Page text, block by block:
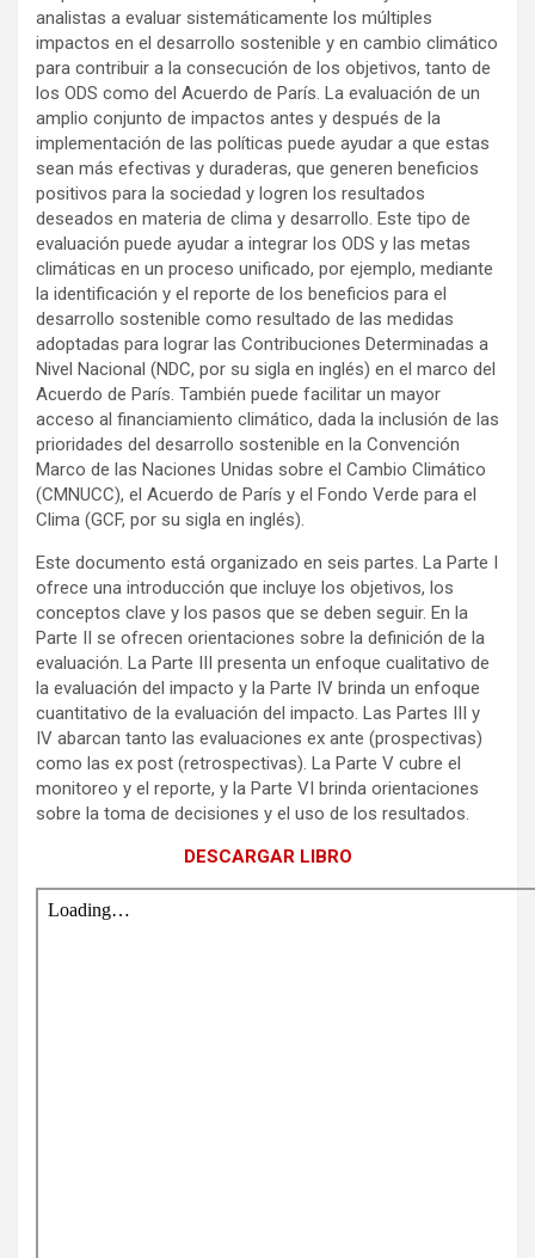
analistas a evaluar sistemáticamente los múltiples
impactos en el desarrollo sostenible y en cambio climático
para contribuir a la consecución de los objetivos, tanto de
los ODS como del Acuerdo de París. La evaluación de un
amplio conjunto de impactos antes y después de la
implementación de las políticas puede ayudar a que estas
sean más efectivas y duraderas, que generen beneficios
positivos para la sociedad y logren los resultados
deseados en materia de clima y desarrollo. Este tipo de
evaluación puede ayudar a integrar los ODS y las metas
climáticas en un proceso unificado, por ejemplo, mediante
la identificación y el reporte de los beneficios para el
desarrollo sostenible como resultado de las medidas
adoptadas para lograr las Contribuciones Determinadas a
Nivel Nacional (NDC, por su sigla en inglés) en el marco del
Acuerdo de París. También puede facilitar un mayor
acceso al financiamiento climático, dada la inclusión de las
prioridades del desarrollo sostenible en la Convención
Marco de las Naciones Unidas sobre el Cambio Climático
(CMNUCC), el Acuerdo de París y el Fondo Verde para el
Clima (GCF, por su sigla en inglés).
Este documento está organizado en seis partes. La Parte I
ofrece una introducción que incluye los objetivos, los
conceptos clave y los pasos que se deben seguir. En la
Parte II se ofrecen orientaciones sobre la definición de la
evaluación. La Parte III presenta un enfoque cualitativo de
la evaluación del impacto y la Parte IV brinda un enfoque
cuantitativo de la evaluación del impacto. Las Partes III y
IV abarcan tanto las evaluaciones ex ante (prospectivas)
como las ex post (retrospectivas). La Parte V cubre el
monitoreo y el reporte, y la Parte VI brinda orientaciones
sobre la toma de decisiones y el uso de los resultados.
DESCARGAR LIBRO